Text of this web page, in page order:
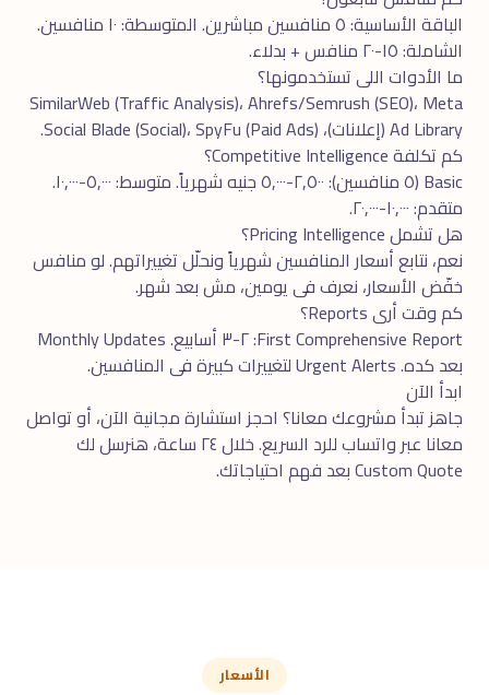
الباقة الأساسية: ٥ منافسين مباشرين. المتوسطة: ١٠ منافسين.
الشاملة: ١٥-٢٠ منافس + بدلاء.
ما الأدوات اللى تستخدمونها؟
SimilarWeb (Traffic Analysis)، Ahrefs/Semrush (SEO)، Meta
Ad Library (إعلانات)، Social Blade (Social)، SpyFu (Paid Ads).
كم تكلفة Competitive Intelligence؟
Basic (٥ منافسين): ٢,٥٠٠-٥,٠٠٠ جنيه شهرياً. متوسط: ٥,٠٠٠-١٠,٠٠٠.
متقدم: ١٠,٠٠٠-٢٠,٠٠٠.
هل تشمل Pricing Intelligence؟
نعم، نتابع أسعار المنافسين شهرياً ونحلّل تغييراتهم. لو منافس
خفّض الأسعار، نعرف فى يومين، مش بعد شهر.
كم وقت أرى Reports؟
First Comprehensive Report: ٢-٣ أسابيع. Monthly Updates
بعد كده. Urgent Alerts لتغييرات كبيرة فى المنافسين.
ابدأ الآن
جاهز تبدأ مشروعك معانا؟ احجز استشارة مجانية الآن، أو تواصل
معانا عبر واتساب
للرد السريع. خلال ٢٤ ساعة، هنرسل لك
Custom Quote بعد فهم احتياجاتك.
الأسعار